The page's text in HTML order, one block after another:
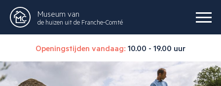
Museum van
de huizen uit de Franche-Comté
Openingstijden vandaag: 10.00 - 19.00 uur